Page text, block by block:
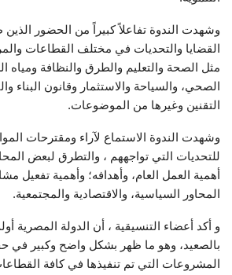
وشهدت الندوة تفاعلاً كبيراً من الحضور الذين
القضايا والتحديات في مختلف القطاعات
مثل الصحة والتعليم والطرق والنظافة
الصحي، والسياحة والاستثمار وقانون البناء
التقنين وغيرها من الموضوعات.
وشهدت الندوة الاستماع لآراء ومقترحات
للتحديات التي تواجههم ، والتطرق لبعض
أهمية العمل العام، وأهدافه؛ وأهمية تفعيل
المحاور السياسية، والاقتصادية والمجتمعية.
و أكد أعضاء التنسيقية ، أن الدولة المصرية
بالصعيد، وهو ما ظهر بشكل واضح وكبير في
المشروعات التي تم تنفيذها في كافة